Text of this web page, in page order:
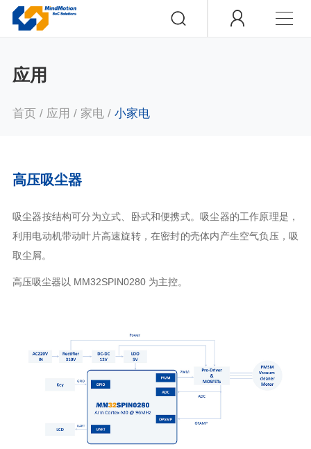
应用
首页 / 应用 / 家电/ 小家电
高压吸尘器
吸尘器按结构可分为立式、卧式和便携式。吸尘器的工作原理是，
利用电动机带动叶片高速旋转，在密封的壳体内产生空气负压，吸
取尘屑。
高压吸尘器以 MM32SPIN0280 为主控。